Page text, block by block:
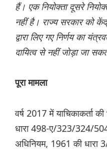
हैं। एक नियोक्ता दूसरे
नहीं है। राज्य सरकार को
द्वारा लिए गए निर्णय का
दायित्व से नहीं जोड़ा जा
पूरा मामला
वर्ष 2017 में याचिकाकर्ता
धारा 498-ए/323/324/
अधिनियम, 1961 की धारा